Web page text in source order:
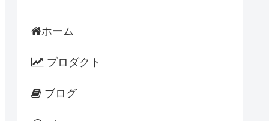
ホーム
プロダクト
ブログ